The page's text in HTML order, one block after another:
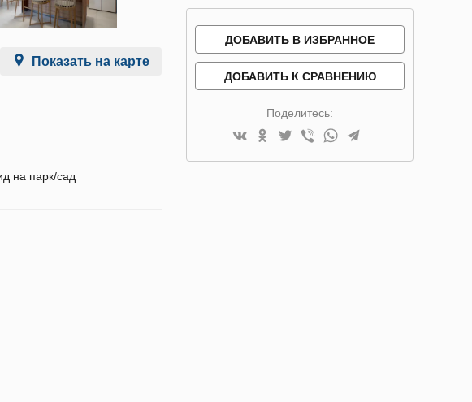
Показать на карте
на парк/сад
ДОБАВИТЬ В ИЗБРАННОЕ
ДОБАВИТЬ К СРАВНЕНИЮ
Поделитесь: